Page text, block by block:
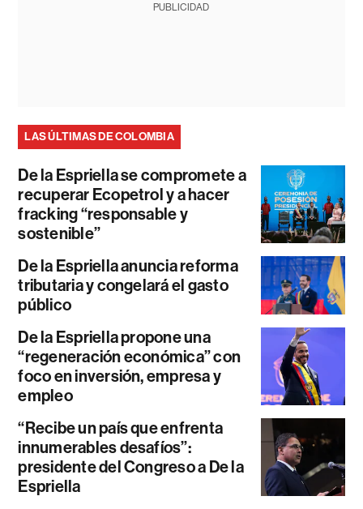
PUBLICIDAD
LAS ÚLTIMAS DE COLOMBIA
De la Espriella se compromete a
recuperar Ecopetrol y a hacer
fracking “responsable y
sostenible”
De la Espriella anuncia reforma
tributaria y congelará el gasto
público
De la Espriella propone una
“regeneración económica” con
foco en inversión, empresa y
empleo
“Recibe un país que enfrenta
innumerables desafíos”:
presidente del Congreso a De la
Espriella